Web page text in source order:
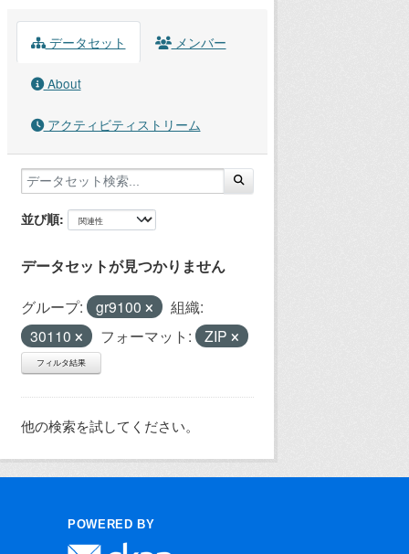
データセット メンバー
About
アクティビティストリーム
並び順
データセットが見つかりません
グループ: gr9100
組織:
30110
フォーマット: ZIP
フィルタ結果
他の検索を試してください。
POWERED BY